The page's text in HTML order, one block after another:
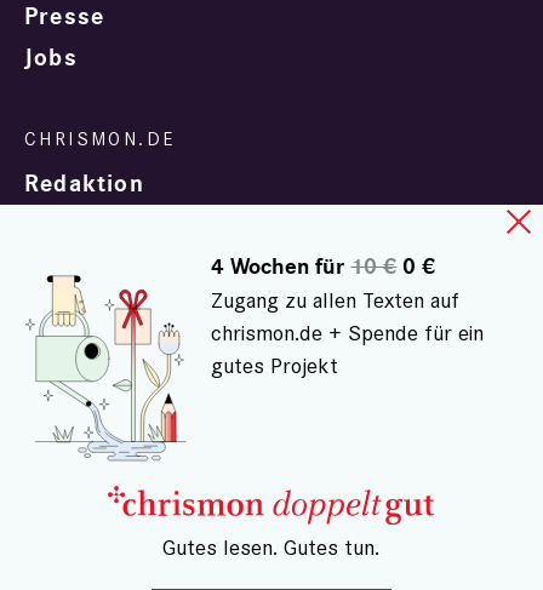
Presse
Jobs
Redaktion
In Zusammenarbeit mit
© chrismon.de 2001 - 2026
Alle Rechte vorbehalten.
4 Wochen für10 €0 €
Zugang zu allen Texten auf
chrismon.de + Spende für ein
gutes Projekt
– Gutes lesen. Gutes tun.